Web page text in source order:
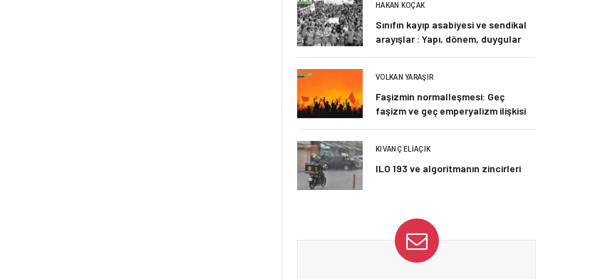
HAKAN KOÇAK
Sınıfın kayıp asabiyesi ve sendikal
arayışlar : Yapı, dönem, duygular
VOLKAN YARAŞIR
Faşizmin normalleşmesi: Geç
faşizm ve geç emperyalizm ilişkisi
KIVANÇ ELIAÇIK
ILO 193 ve algoritmanın zincirleri